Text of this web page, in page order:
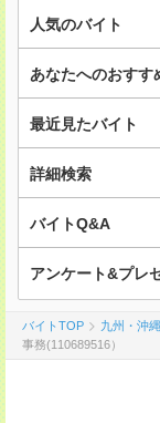
人気のバイト
あなたへのおすす
最近見たバイト
詳細検索
バイトQ&A
アンケート&プレ
バイトTOP 九州・沖縄
事務(110689516）